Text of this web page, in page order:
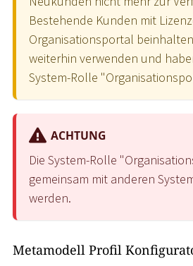
Bestehende Kunden mit
Organisationsportal
weiterhin verwenden und
System-Rolle
ACHTUNG
Die System-Rolle
gemeinsam mit anderen
werden.
Metamodell Profil